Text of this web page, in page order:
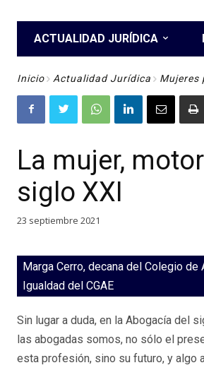
ACTUALIDAD JURÍDICA
Inicio Actualidad Jurídica Mujeres
La mujer,
siglo XXI
23 septiembre 2021
Marga Cerro, decana del Colegio
Igualdad del CGAE
Sin lugar a duda, en la Abogacía del
las abogadas somos, no sólo el
esta profesión, sino su futuro, y algo